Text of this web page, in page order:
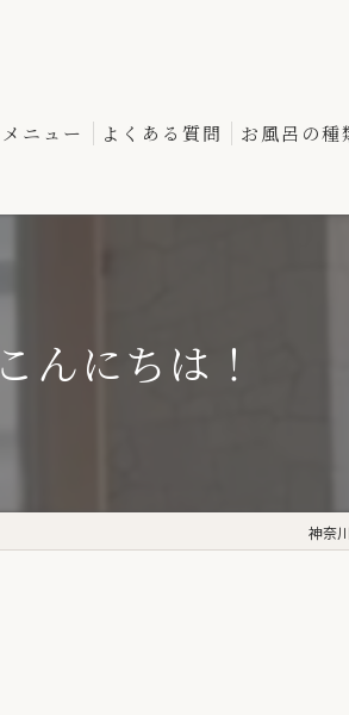
メニュー よくある質問 お風呂の種
こんにちは！
神奈